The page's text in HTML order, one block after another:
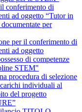
conferimento di
ad oggetto “Tutor in
per
per il conferimento di
ad oggetto
di competenze
STEM"
procedura di selezione
individuali al
del progetto